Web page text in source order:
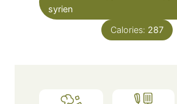
syrien
Calories: 287